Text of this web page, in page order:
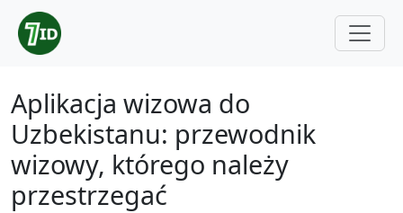
Aplikacja wizowa do
Uzbekistanu: przewodnik
wizowy, którego należy
przestrzegać